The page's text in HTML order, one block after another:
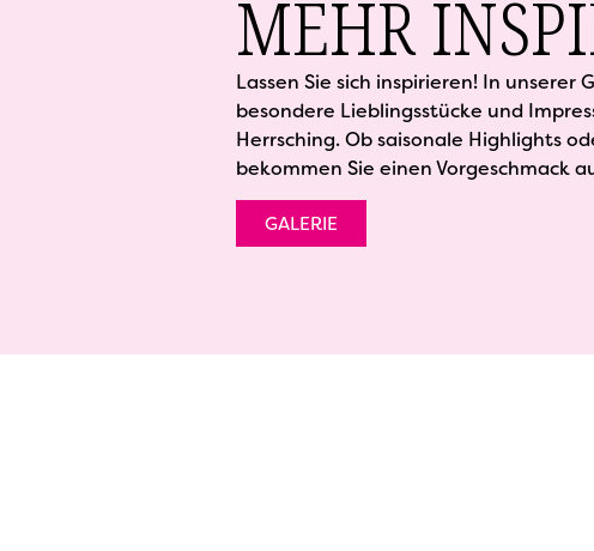
MEHR
Lassen Sie sich inspirieren! In unserer
besondere Lieblingsstücke und
Herrsching. Ob saisonale Highlights
bekommen Sie einen Vorgeschmack
GALERIE